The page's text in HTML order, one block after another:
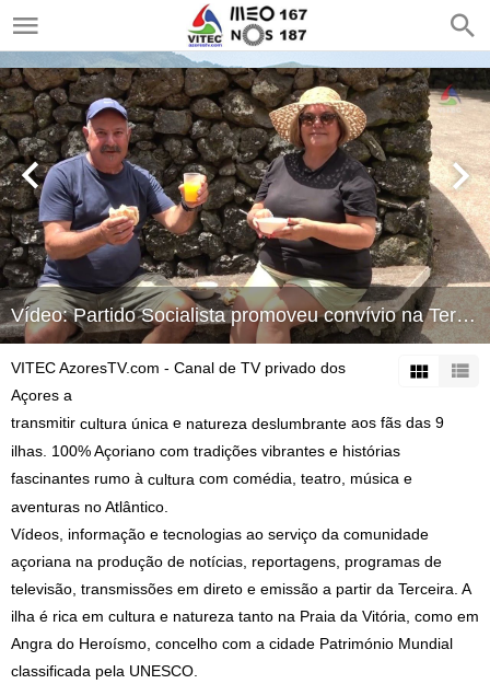
Vídeo: Partido Socialista promoveu convívio na Terra-Chã
VITEC AzoresTV.com - Canal de TV privado dos
Açores a
transmitir cultura única e natureza deslumbrante aos fãs das 9
ilhas. 100% Açoriano com tradições vibrantes e histórias
fascinantes rumo à cultura com comédia, teatro, música e
aventuras no Atlântico.
Vídeos, informação e tecnologias ao serviço da comunidade
açoriana na produção de notícias, reportagens, programas de
televisão, transmissões em direto e emissão a partir da Terceira. A
ilha é rica em cultura e natureza tanto na Praia da Vitória, como em
Angra do Heroísmo, concelho com a cidade Património Mundial
classificada pela UNESCO.